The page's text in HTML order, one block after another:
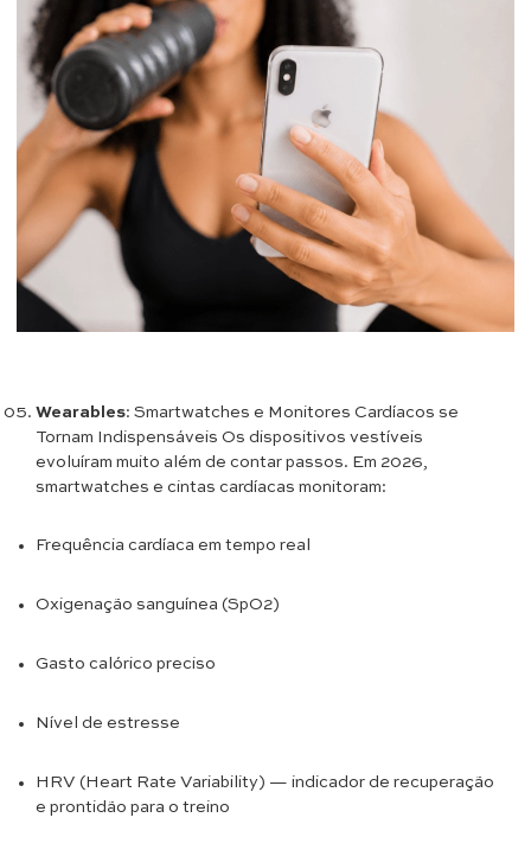
Wearables: Smartwatches e Monitores Cardíacos se
Tornam Indispensáveis Os dispositivos vestíveis
evoluíram muito além de contar passos. Em 2026,
smartwatches e cintas cardíacas monitoram:
Frequência cardíaca em tempo real
Oxigenação sanguínea (SpO2)
Gasto calórico preciso
Nível de estresse
HRV (Heart Rate Variability) — indicador de recuperação
e prontidão para o treino